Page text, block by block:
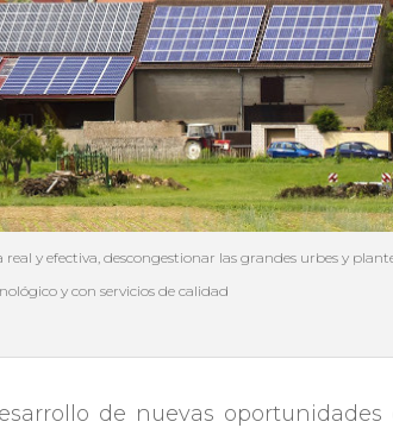
y efectiva, descongestionar las grandes urbes y
y con servicios de calidad
de nuevas oportunidades